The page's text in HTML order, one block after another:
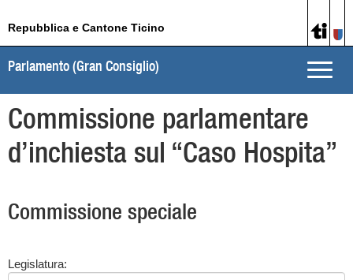
Repubblica e Cantone Ticino
Toggle
Parlamento (Gran Consiglio)
Commissione parlamentare
d’inchiesta sul “Caso Hospita”
Commissione speciale
Legislatura: